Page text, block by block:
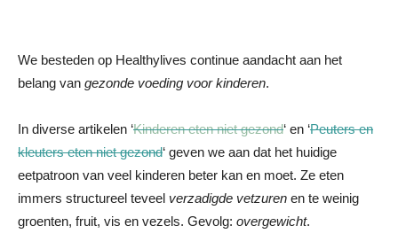
We besteden op Healthylives continue aandacht aan het
belang van gezonde voeding voor kinderen.
In diverse artikelen ‘Kinderen eten niet gezond‘ en ‘Peuters en
kleuters eten niet gezond‘ geven we aan dat het huidige
eetpatroon van veel kinderen beter kan en moet. Ze eten
immers structureel teveel verzadigde vetzuren en te weinig
groenten, fruit, vis en vezels. Gevolg: overgewicht.